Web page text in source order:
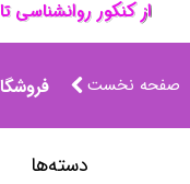
از کنکور روانشناسی
صفحه نخست
دسته‌ها